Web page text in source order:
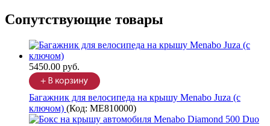
Сопутствующие товары
5450.00 руб.
Багажник для велосипеда на крышу Menabo Juza (с
ключом) (Код: ME810000)